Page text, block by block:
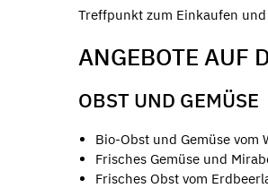
Treffpunkt zum Einkaufen
ANGEBOTE AUF
OBST UND GEMÜSE
Bio-Obst und Gemüse
Frisches Gemüse und
Frisches Obst vom